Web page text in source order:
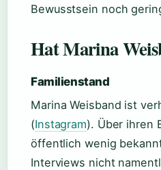
Bewusstsein noch
Hat Marina
Familienstand
Marina Weisband ist
(Instagram). Über ihren
öffentlich wenig
Interviews nicht